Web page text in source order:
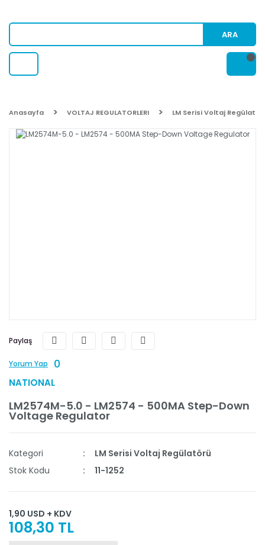
ARA
Anasayfa VOLTAJ REGULATORLERI LM Serisi Voltaj
Paylaş
Yorum Yap 0
NATIONAL
LM2574M-5.0 - LM2574 - 500MA Step-Down
Voltage Regulator
Kategori
LM Serisi Voltaj Regülatörü
Stok Kodu
11-1252
1,90 USD + KDV
108,30 TL